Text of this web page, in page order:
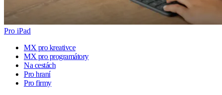
Pro iPad
MX pro kreativce
MX pro programátory
Na cestách
Pro hraní
Pro firmy